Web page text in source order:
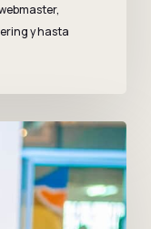
y hasta